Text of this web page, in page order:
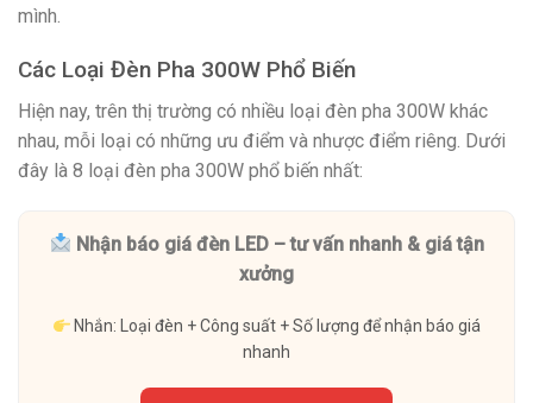
mình.
Các Loại Đèn Pha 300W Phổ Biến
Hiện nay, trên thị trường có nhiều loại đèn pha 300W khác
nhau, mỗi loại có những ưu điểm và nhược điểm riêng. Dưới
đây là 8 loại đèn pha 300W phổ biến nhất:
Nhận báo giá đèn LED – tư vấn nhanh & giá tận
xưởng
Nhắn: Loại đèn + Công suất + Số lượng để nhận báo giá
nhanh